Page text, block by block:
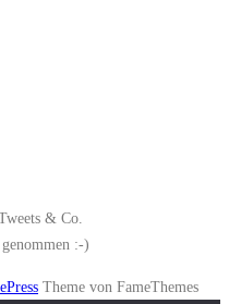
& Co.
:-)
Theme von FameThemes